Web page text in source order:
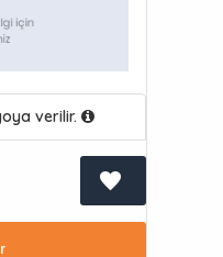
verilir.